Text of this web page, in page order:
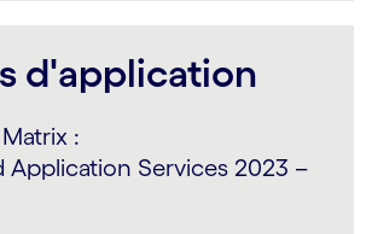
d'application
:
Application Services 2023 –